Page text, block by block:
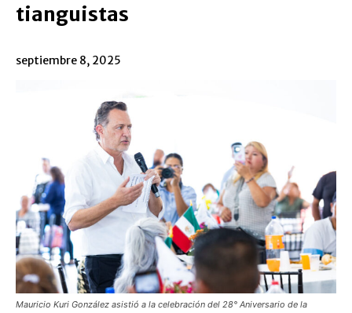
tianguistas
septiembre 8, 2025
Mauricio Kuri González asistió a la celebración del 28° Aniversario de la